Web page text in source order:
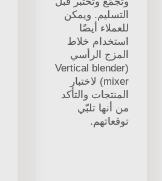
التسليم. ويمكن
للعملاء أيضًا
استخدام خلاط
المزج الرأسي
(Vertical blender
mixer) لاختبار
المنتجات والتأكد
من أنها تلبّي
توقعاتهم.